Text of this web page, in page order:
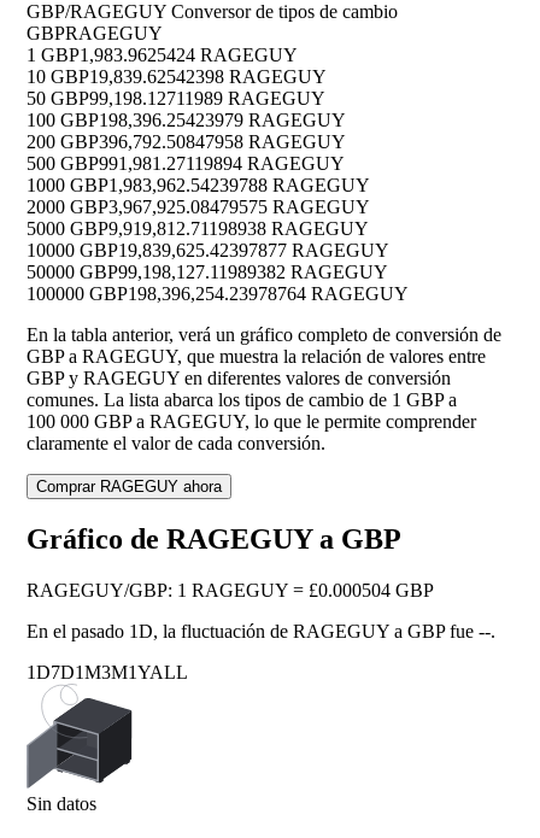
GBP/RAGEGUY Conversor de tipos de cambio
GBPRAGEGUY
1 GBP1,983.9625424 RAGEGUY
10 GBP19,839.62542398 RAGEGUY
50 GBP99,198.12711989 RAGEGUY
100 GBP198,396.25423979 RAGEGUY
200 GBP396,792.50847958 RAGEGUY
500 GBP991,981.27119894 RAGEGUY
1000 GBP1,983,962.54239788 RAGEGUY
2000 GBP3,967,925.08479575 RAGEGUY
5000 GBP9,919,812.71198938 RAGEGUY
10000 GBP19,839,625.42397877 RAGEGUY
50000 GBP99,198,127.11989382 RAGEGUY
100000 GBP198,396,254.23978764 RAGEGUY
En la tabla anterior, verá un gráfico completo de conversión de
GBP a RAGEGUY, que muestra la relación de valores entre
GBP y RAGEGUY en diferentes valores de conversión
comunes. La lista abarca los tipos de cambio de 1 GBP a
100 000 GBP a RAGEGUY, lo que le permite comprender
claramente el valor de cada conversión.
Comprar RAGEGUY ahora
Gráfico de RAGEGUY a GBP
RAGEGUY/GBP: 1 RAGEGUY = £0.000504 GBP
En el pasado 1D, la fluctuación de RAGEGUY a GBP fue --.
1D7D1M3M1YALL
Sin datos